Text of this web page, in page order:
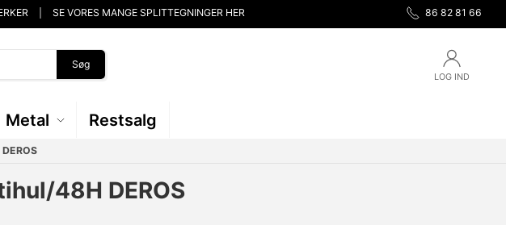
SE VORES MANGE SPLITTEGNINGER HER 86 82 81 66
Søg
LOG IND
Metal Restsalg
48H DEROS